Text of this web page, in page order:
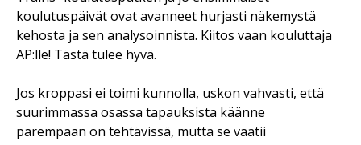
koulutuspäivät ovat avanneet hurjasti näkemystä
kehosta ja sen analysoinnista. Kiitos vaan kouluttaja
AP:lle! Tästä tulee hyvä.
Jos kroppasi ei toimi kunnolla, uskon vahvasti, että
suurimmassa osassa tapauksista käänne
parempaan on tehtävissä, mutta se vaatii